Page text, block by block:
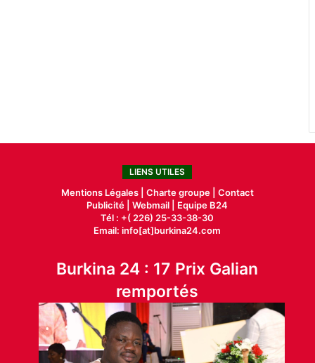
LIENS UTILES
Mentions Légales | Charte groupe | Contact
Publicité |Webmail |
Equipe B24
Tél : +( 226) 25-33-38-30
Email: info[at]burkina24.com
Burkina 24 : 17 Prix Galian
remportés